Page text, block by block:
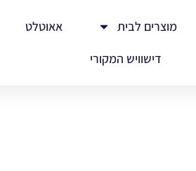
מוצרים לבית
אאוטלט
דישוויש המקורי